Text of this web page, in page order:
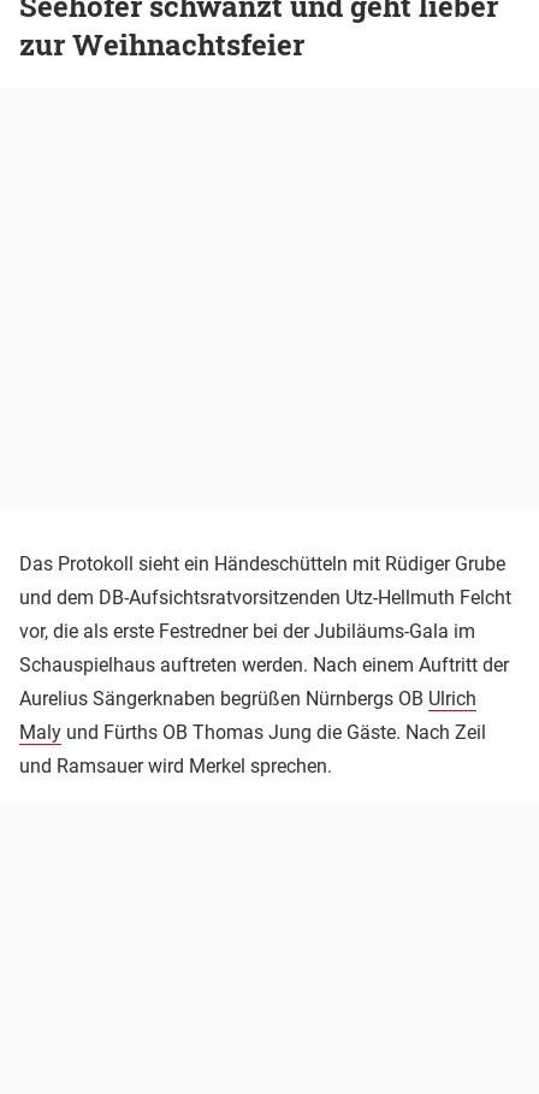
zur Weihnachtsfeier
Das Protokoll sieht ein Händeschütteln mit Rüdiger Grube
und dem DB-Aufsichtsratvorsitzenden Utz-Hellmuth Felcht
vor, die als erste Festredner bei der Jubiläums-Gala im
Schauspielhaus auftreten werden. Nach einem Auftritt der
Aurelius Sängerknaben begrüßen Nürnbergs OB Ulrich
Maly und Fürths OB Thomas Jung die Gäste. Nach Zeil
und Ramsauer wird Merkel sprechen.